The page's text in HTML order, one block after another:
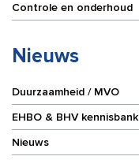
Controle en onderhoud
Nieuws
Duurzaamheid / MVO
EHBO & BHV kennisbank
Nieuws